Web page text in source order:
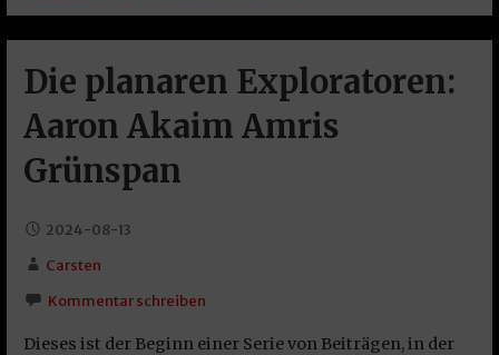
Die planaren Exploratoren:
Aaron Akaim Amris
Grünspan
2024-08-13
Carsten
Kommentar schreiben
Dieses ist der Beginn einer Serie von Beiträgen, in der